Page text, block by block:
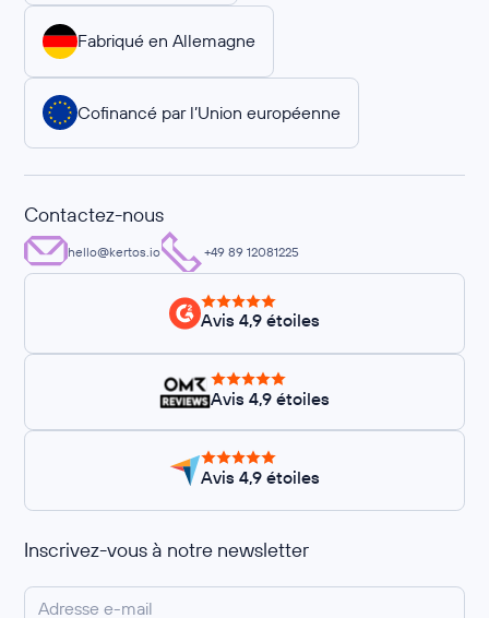
Fabriqué en Allemagne
Cofinancé par l’Union européenne
Contactez-nous
hello@kertos.io +49 89 12081225
Avis 4,9 étoiles
Avis 4,9 étoiles
Avis 4,9 étoiles
Inscrivez-vous à notre newsletter